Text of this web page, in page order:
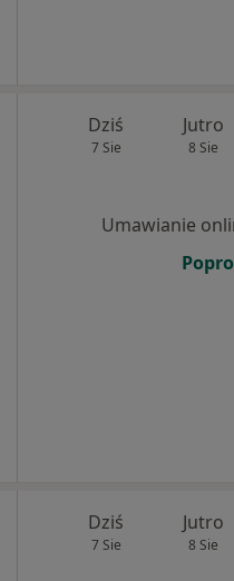
Dziś
7 Sie
Jutro
8 Sie
Umawianie
Dziś
7 Sie
Jutro
8 Sie